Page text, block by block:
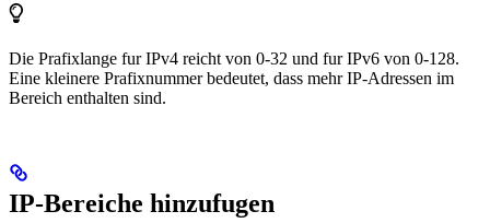
Die Prafixlange fur IPv4 reicht von 0-32 und fur IPv6 von 0-128.
Eine kleinere Prafixnummer bedeutet, dass mehr IP-Adressen im
Bereich enthalten sind.
IP-Bereiche hinzufugen